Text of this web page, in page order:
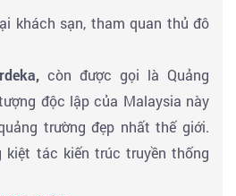
khách sạn, tham quan thủ đô
còn được gọi là Quảng
độc lập của Malaysia này
trường đẹp nhất thế giới.
kiệt tác kiến trúc truyền thống